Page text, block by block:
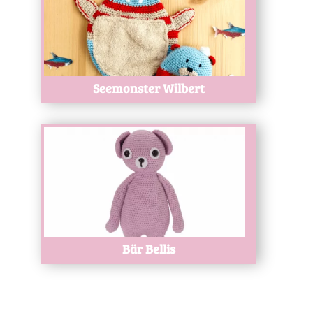
Seemonster Wilbert
Bär Bellis